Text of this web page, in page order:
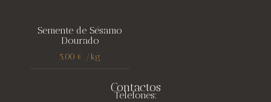
Semente de Sésamo
Dourado
5,00 € /kg
Contactos
Telefones: